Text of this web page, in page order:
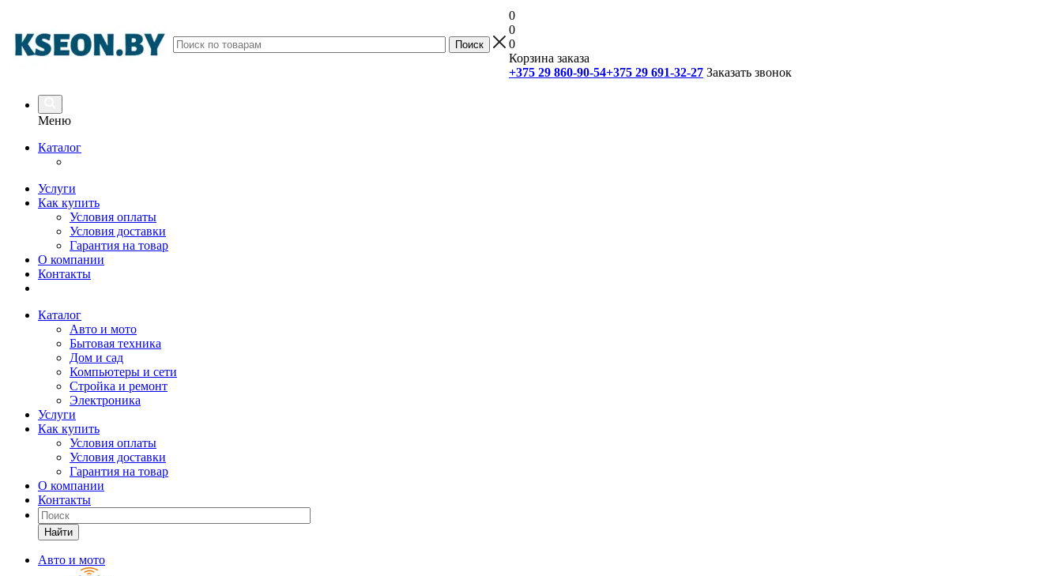
0
0
0
Корзина заказа
+375 29 860-90-54+375 29 691-32-27 Заказать звонок
Меню
Каталог
Услуги
Как купить
Условия оплаты
Условия доставки
Гарантия на товар
О компании
Контакты
Каталог
Авто и мото
Бытовая техника
Дом и сад
Компьютеры и сети
Стройка и ремонт
Электроника
Услуги
Как купить
Условия оплаты
Условия доставки
Гарантия на товар
О компании
Контакты
Найти
Авто и мото